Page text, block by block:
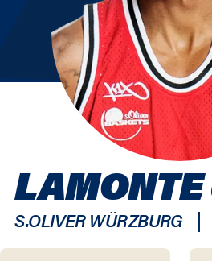
S.OLIVER WÜRZBURG |